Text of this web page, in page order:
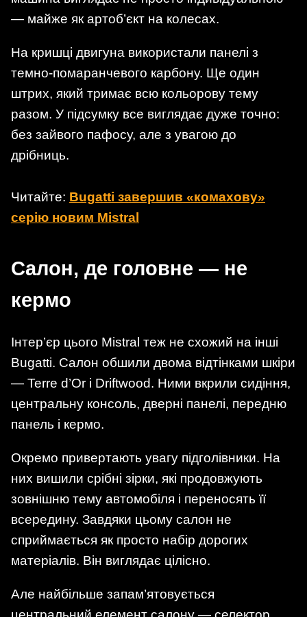
— майже як артоб’єкт на колесах.
На кришці двигуна використали панелі з
темно-помаранчевого карбону. Ще один
штрих, який тримає всю кольорову тему
разом. У підсумку все виглядає дуже точно:
без зайвого пафосу, але з увагою до
дрібниць.
Читайте: Bugatti завершив «комахову»
серію новим Mistral
Салон, де головне — не
кермо
Інтер’єр цього Mistral теж не схожий на інші
Bugatti. Салон обшили двома відтінками шкіри
— Terre d’Or і Driftwood. Ними вкрили сидіння,
центральну консоль, дверні панелі, передню
панель і кермо.
Окремо привертають увагу підголівники. На
них вишили срібні зірки, які продовжують
зовнішню тему автомобіля і переносять її
всередину. Завдяки цьому салон не
сприймається як просто набір дорогих
матеріалів. Він виглядає цілісно.
Але найбільше запам’ятовується